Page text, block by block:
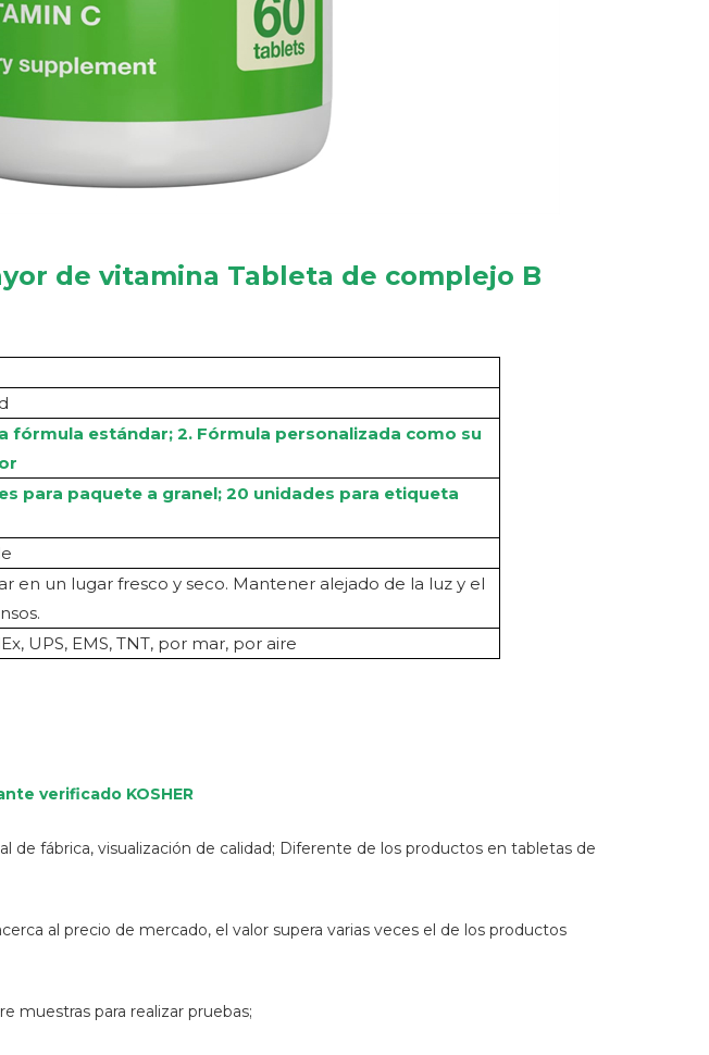
de vitamina Tableta de complejo B
fórmula estándar; 2. Fórmula personalizada como su
para paquete a granel; 20 unidades para etiqueta
en un lugar fresco y seco. Mantener alejado de la luz y el
UPS, EMS, TNT, por mar, por aire
verificado KOSHER
de fábrica, visualización de calidad; Diferente de los productos en tabletas de
al precio de mercado, el valor supera varias veces el de los productos
muestras para realizar pruebas;